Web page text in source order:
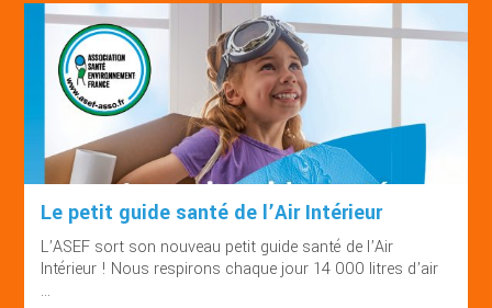
Le petit guide santé de l’Air Intérieur
L’ASEF sort son nouveau petit guide santé de l’Air
Intérieur ! Nous respirons chaque jour 14 000 litres d’air
...